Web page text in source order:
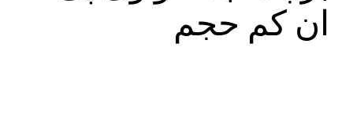
ان کم حجم